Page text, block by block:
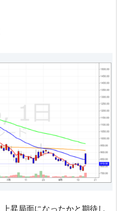
昇局面になったかと期待し